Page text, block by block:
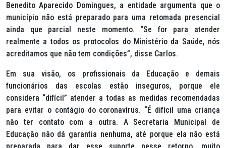
Benedito Aparecido Domingues, a entidade argumenta que o
município não está preparado para uma retomada presencial
ainda que parcial neste momento. “Se for para atender
realmente a todos os protocolos do Ministério da Saúde, nós
acreditamos que não tem condições”, disse Carlos.
Em sua visão, os profissionais da Educação e demais
funcionários das escolas estão inseguros, porque ele
considera “difícil” atender a todas as medidas recomendadas
para evitar o contágio do coronavírus. “É difícil uma criança
não ter contato com a outra. A Secretaria Municipal de
Educação não dá garantia nenhuma, até porque ela não está